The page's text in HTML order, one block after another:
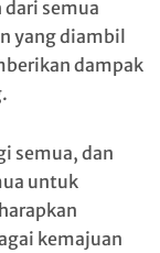
semua
yang diambil
dampak
semua, dan
untuk
kemajuan